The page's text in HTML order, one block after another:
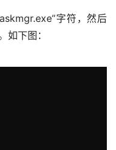
字符，然后
如下图：